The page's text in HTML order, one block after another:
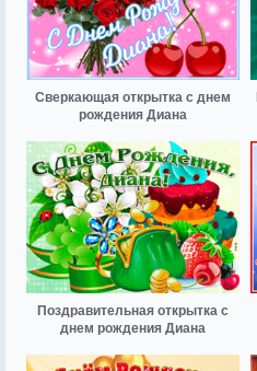
Сверкающая открытка с днем
рождения Диана
Поздравительная открытка с
днем рождения Диана